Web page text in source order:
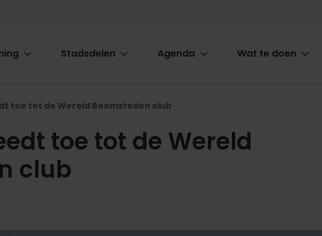
Stadsdelen Agenda Wat te doen
toe tot de Wereld Boomsteden club
toe tot de Wereld
club